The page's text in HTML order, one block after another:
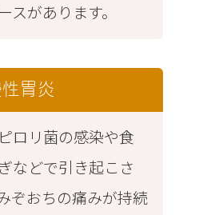
スがあります。
胃炎
ロリ菌の感染や食
などで引き起こさ
ぞおちの痛みが持続